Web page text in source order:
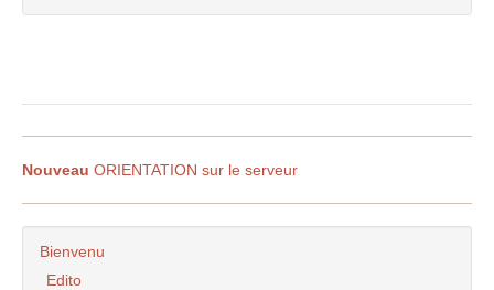
Nouveau ORIENTATION sur le serveur
Bienvenu
Edito